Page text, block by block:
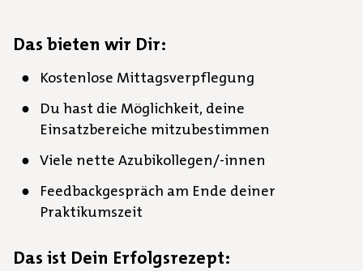
Das bieten wir Dir:
Kostenlose Mittagsverpflegung
Du hast die Möglichkeit, deine
Einsatzbereiche mitzubestimmen
Viele nette Azubikollegen/-innen
Feedbackgespräch am Ende deiner
Praktikumszeit
Das ist Dein Erfolgsrezept: